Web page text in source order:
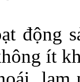
động
ít